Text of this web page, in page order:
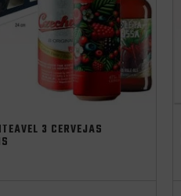
3 CERVEJAS